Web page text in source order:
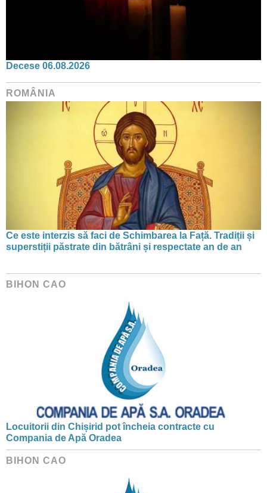
Decese 06.08.2026
ROMÂNIA
Ce este interzis să faci de Schimbarea la Față. Tradiții și
superstiții păstrate din bătrâni și respectate an de an
BIHON CAO
Locuitorii din Chișirid pot încheia contracte cu
Compania de Apă Oradea
BIHON CAO